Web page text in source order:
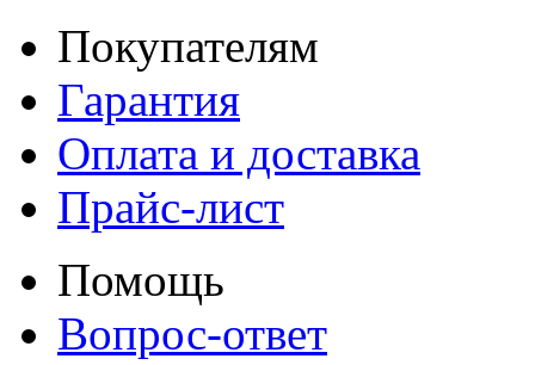
Покупателям
Гарантия
Оплата и доставка
Прайс-лист
Помощь
Вопрос-ответ